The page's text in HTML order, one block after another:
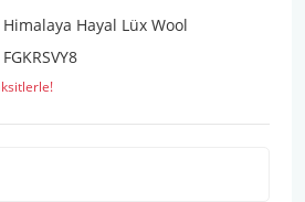
Himalaya Hayal Lüx Wool
FGKRSVY8